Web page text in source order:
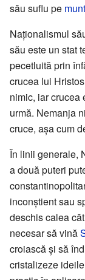
său suflu pe
Naționalismul
său este un stat
pecetluită prin
crucea lui
nimic, iar crucea
urmă. Nemanja
cruce, așa cum
În linii generale,
a două puteri
inconștient sau
deschis calea
necesar să vină
croiască și să
cristalizeze